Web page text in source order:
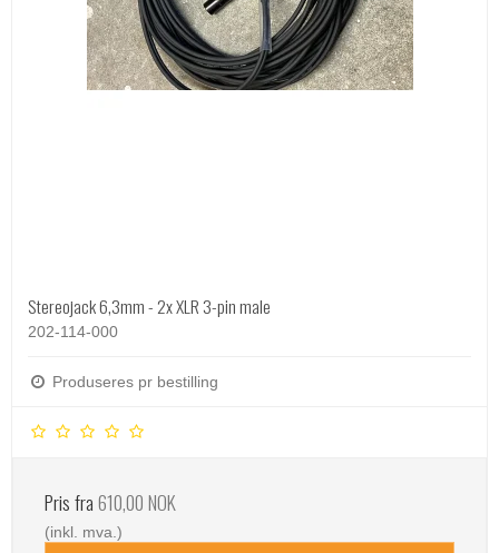
Stereojack 6,3mm - 2x XLR 3-pin male
202-114-000
Produseres pr bestilling
Pris fra610,00 NOK
(inkl. mva.)